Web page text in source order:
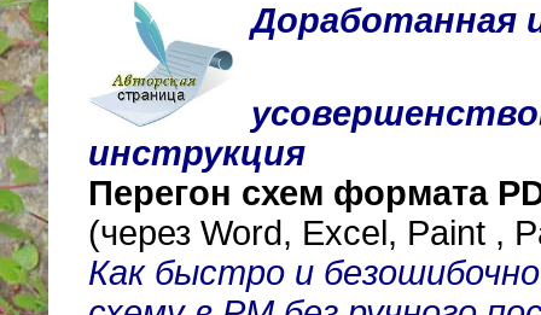
Доработанная
инструкция
Перегон схем формата
(через Word, Exсel, Paint ,
Как быстро и